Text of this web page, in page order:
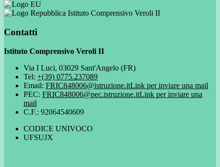
Istituto Comprensivo Veroli II
Contatti
Istituto Comprensivo Veroli II
Via I Luci, 03029 Sant'Angelo (FR)
Tel: +(39) 0775.237089
Email: FRIC848006@istruzione.itLink per inviare una mail
PEC: FRIC848006@pec.istruzione.itLink per inviare una
mail
C.F.: 92064540609
CODICE UNIVOCO
UFSUJX